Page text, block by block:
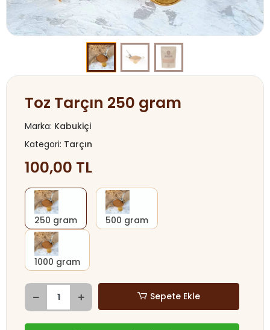
Toz Tarçın 250 gram
Marka: Kabukiçi
Kategori: Tarçın
100,00 TL
250 gram 500 gram
1000 gram
Sepete Ekle